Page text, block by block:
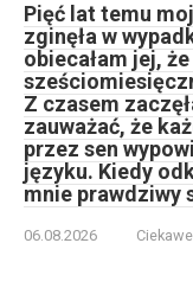
Pięć lat temu
zginęła w
obiecałam jej,
Z czasem
zauważać, że
przez sen
języku. Kiedy
mnie prawdziwy
06.08.2026